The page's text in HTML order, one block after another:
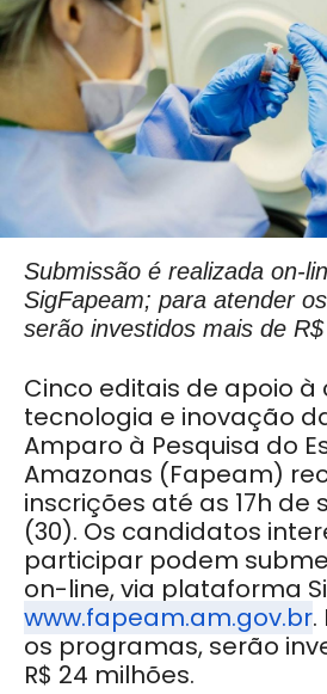
Submissão é realizada on-
SigFapeam; para atender
serão investidos mais de
Cinco editais de apoio à
tecnologia e inovação
Amparo à Pesquisa do
Amazonas (Fapeam)
inscrições até as 17h
(30). Os candidatos
participar podem
on-line, via plataforma
www.fapeam.am.gov.br
os programas, serão
R$ 24 milhões.